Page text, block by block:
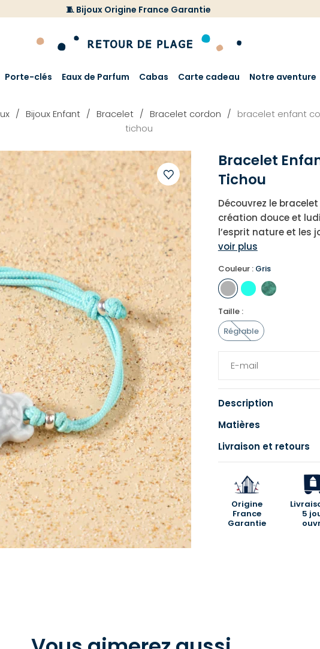
🧵 Bijoux Origine France Garantie
Porte-clés Eaux de Parfum Cabas Carte cadeau Notre aventure
Bijoux Enfant Bracelet Bracelet cordon
bracelet enfant
tichou
Ajouter
à
votre
liste
d'envies
Bracelet
Tichou
Découvrez le
création douce et
l’esprit nature et les
voir plus
Couleur : Gris
Taille :
Réglable
Description
Matières
Livraison et retours
Origine
France
Garantie
5